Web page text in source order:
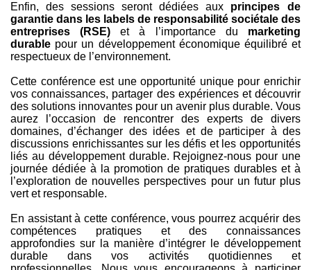
Enfin, des sessions seront dédiées aux principes de
garantie dans les labels de responsabilité sociétale des
entreprises (RSE) et à l’importance du marketing
durable pour un développement économique équilibré et
respectueux de l’environnement.
Cette conférence est une opportunité unique pour enrichir
vos connaissances, partager des expériences et découvrir
des solutions innovantes pour un avenir plus durable. Vous
aurez l’occasion de rencontrer des experts de divers
domaines, d’échanger des idées et de participer à des
discussions enrichissantes sur les défis et les opportunités
liés au développement durable. Rejoignez-nous pour une
journée dédiée à la promotion de pratiques durables et à
l’exploration de nouvelles perspectives pour un futur plus
vert et responsable.
En assistant à cette conférence, vous pourrez acquérir des
compétences pratiques et des connaissances
approfondies sur la manière d’intégrer le développement
durable dans vos activités quotidiennes et